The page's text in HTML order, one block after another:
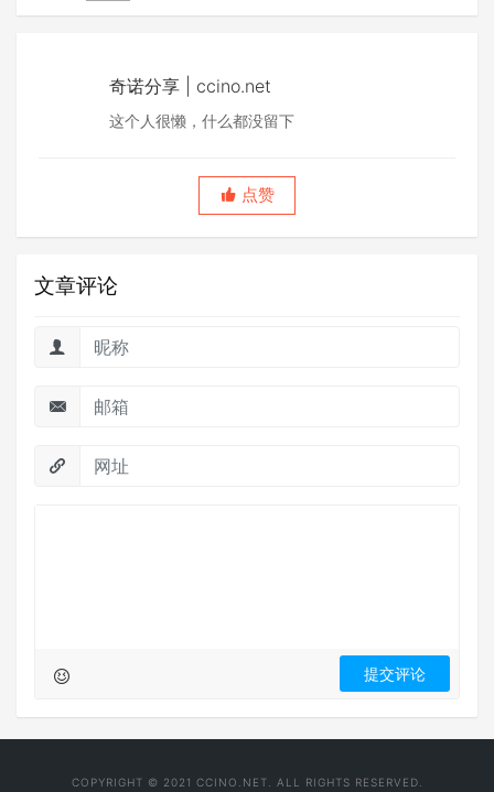
奇诺分享 | ccino.net
这个人很懒，什么都没留下
点赞
文章评论
COPYRIGHT © 2021 CCINO.NET. ALL RIGHTS RESERVED.